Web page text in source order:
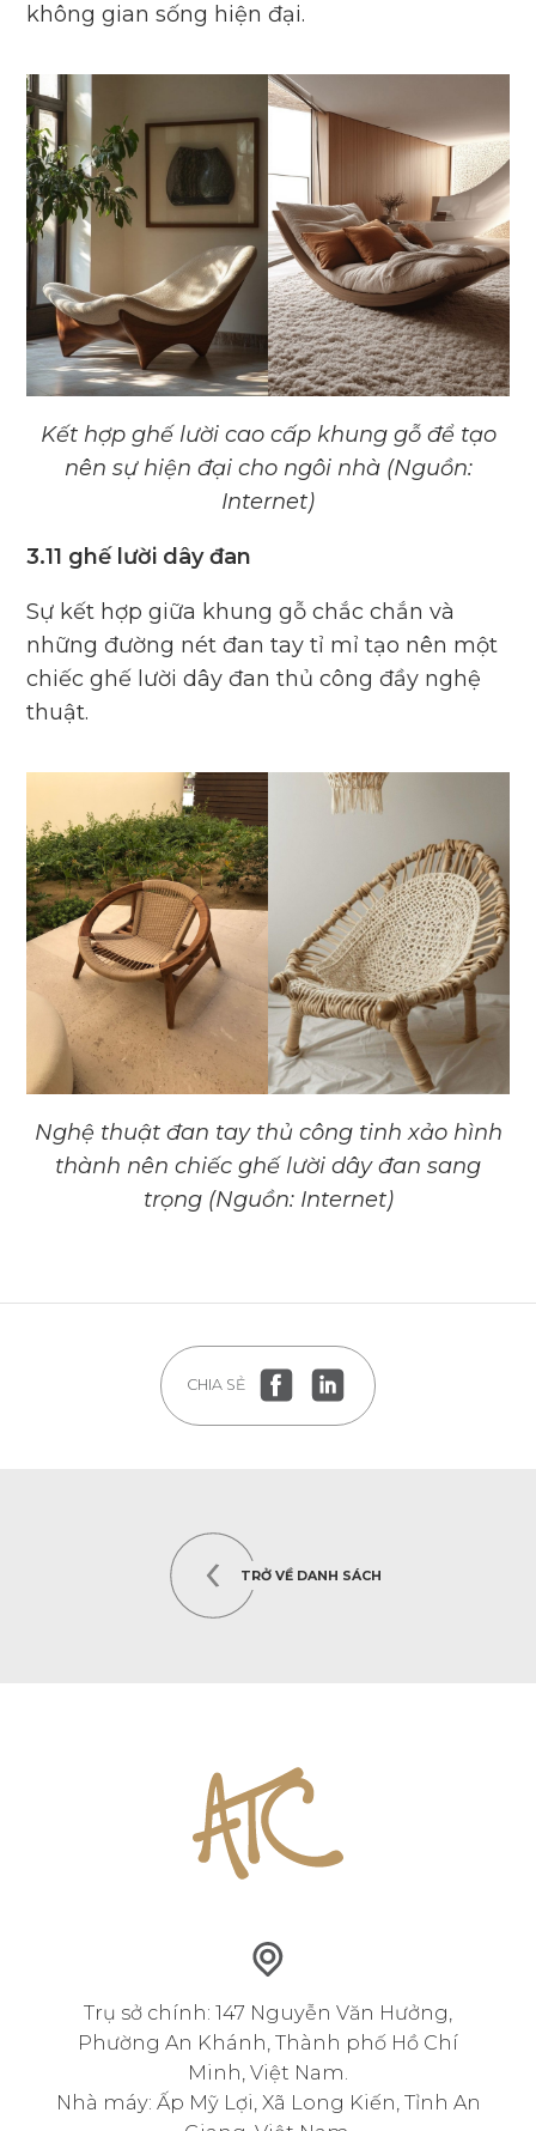
không gian sống hiện đại.
Kết hợp ghế lười cao cấp khung gỗ để tạo
nên sự hiện đại cho ngôi nhà (Nguồn:
Internet)
3.11 ghế lười dây đan
Sự kết hợp giữa khung gỗ chắc chắn và
những đường nét đan tay tỉ mỉ tạo nên một
chiếc ghế lười dây đan thủ công đầy nghệ
thuật.
Nghệ thuật đan tay thủ công tinh xảo hình
thành nên chiếc ghế lười dây đan sang
trọng (Nguồn: Internet)
CHIA SẺ
TRỞ VỀ DANH SÁCH
Trụ sở chính: 147 Nguyễn Văn Hưởng,
Phường An Khánh, Thành phố Hồ Chí
Minh, Việt Nam.
Nhà máy: Ấp Mỹ Lợi, Xã Long Kiến, Tỉnh An